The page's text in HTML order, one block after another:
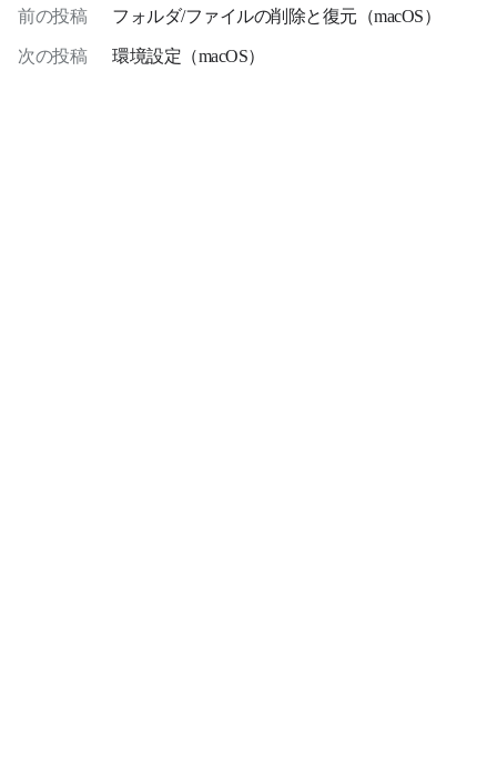
前の投稿
フォルダ/ファイルの削除と復元（macOS）
次の投稿
環境設定（macOS）